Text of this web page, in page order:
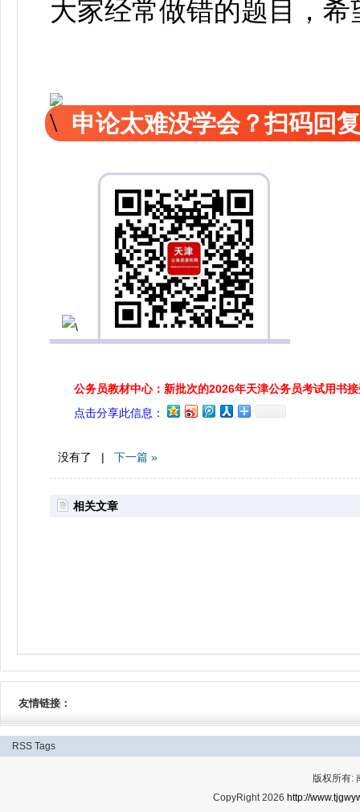
大家经常做错的题目，
申论太难没学会？扫码回
公务员教材中心：新批次的2026年天津公务员考试用书
点击分享此信息：
没有了 | 下一篇 »
相关文章
友情链接：
RSS Tags
版权所有:
CopyRight 2026 http://